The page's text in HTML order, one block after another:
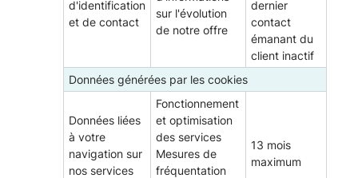
d'identification
et de contact
sur l'évolution
de notre offre
dernier
contact
émanant du
client inactif
Données générées par les cookies
Données liées
à votre
navigation sur
nos services
Fonctionnement
et optimisation
des services
Mesures de
fréquentation
13 mois
maximum